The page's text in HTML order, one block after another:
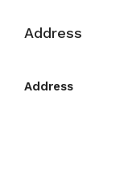
Address
Address